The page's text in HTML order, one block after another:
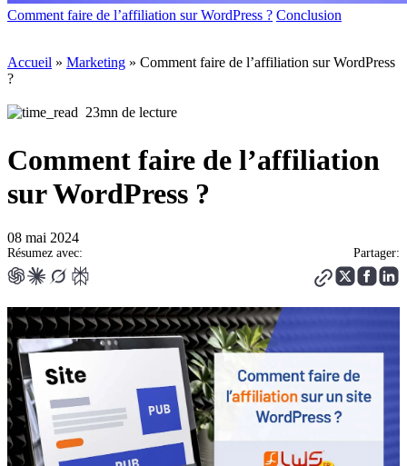
Comment faire de l’affiliation sur WordPress ? Conclusion
Accueil » Marketing » Comment faire de l’affiliation sur WordPress
?
23mn de lecture
Comment faire de l’affiliation
sur WordPress ?
08 mai 2024
Résumez avec: Partager: